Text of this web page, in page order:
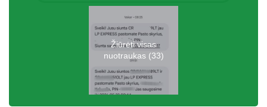
Žiūrėti visas
nuotraukas (33)